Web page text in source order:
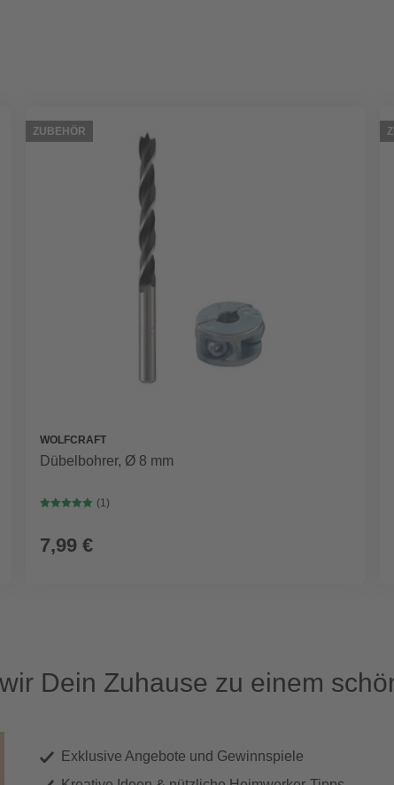
ZUBEHÖR
WOLFCRAFT
Dübelbohrer, Ø 8 mm
(1)
7,99 €
Dein Zuhause zu einem
Exklusive Angebote und Gewinnspiele